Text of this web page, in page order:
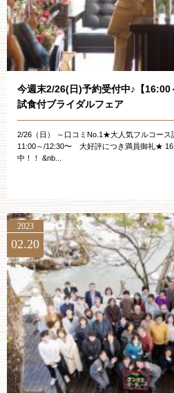
今週末2/26(日)予約受付中♪【
試食付ブライダルフェア
2/26（日） ～口コミNo.1★大人気フルコース
11:00～/12:30〜 大好評につき満員御礼★
中！！ &nb...
2023
02.20